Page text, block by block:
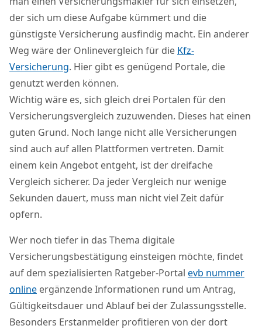
der sich um diese Aufgabe kümmert und die
günstigste Versicherung ausfindig macht. Ein anderer
Weg wäre der Onlinevergleich für die Kfz-
Versicherung. Hier gibt es genügend Portale, die
genutzt werden können.
Wichtig wäre es, sich gleich drei Portalen für den
Versicherungsvergleich zuzuwenden. Dieses hat einen
guten Grund. Noch lange nicht alle Versicherungen
sind auch auf allen Plattformen vertreten. Damit
einem kein Angebot entgeht, ist der dreifache
Vergleich sicherer. Da jeder Vergleich nur wenige
Sekunden dauert, muss man nicht viel Zeit dafür
opfern.
Wer noch tiefer in das Thema digitale
Versicherungsbestätigung einsteigen möchte, findet
auf dem spezialisierten Ratgeber-Portal evb nummer
online ergänzende Informationen rund um Antrag,
Gültigkeitsdauer und Ablauf bei der Zulassungsstelle.
Besonders Erstanmelder profitieren von der dort